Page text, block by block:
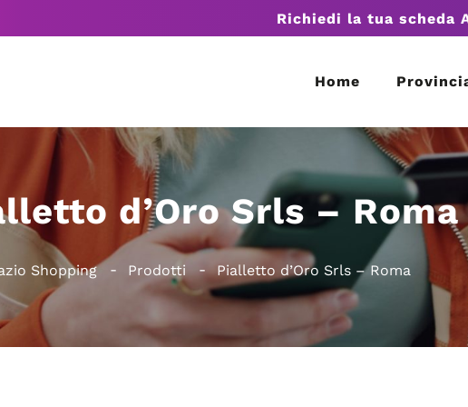
Richiedi la tua
Home
d’Oro Srls – Roma
Shopping Prodotti Pialletto d’Oro Srls – Roma